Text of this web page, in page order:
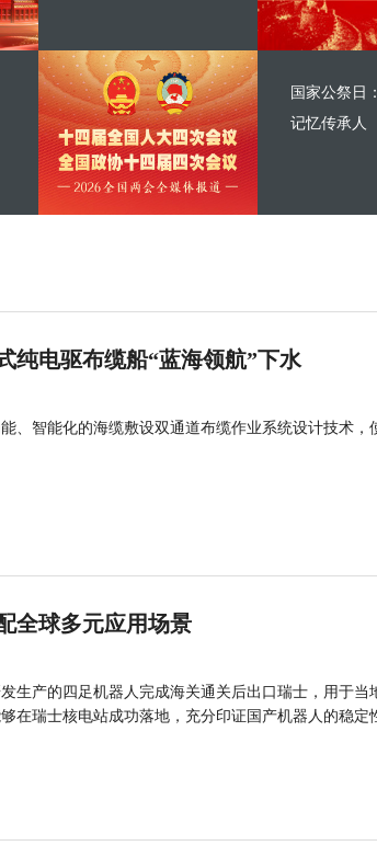
国家公祭日
记忆传承人
纯电驱布缆船“蓝海领航”下水
、智能化的海缆敷设双通道布缆作业系统设计技术，
全球多元应用场景
生产的四足机器人完成海关通关后出口瑞士，用于
在瑞士核电站成功落地，充分印证国产机器人的稳定